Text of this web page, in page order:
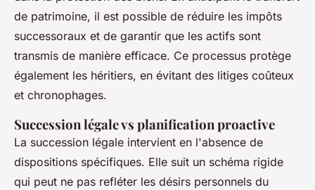
de patrimoine, il est possible de réduire les impôts
successoraux et de garantir que les actifs sont
transmis de manière efficace. Ce processus protège
également les héritiers, en évitant des litiges coûteux
et chronophages.
Succession légale vs planification proactive
La succession légale intervient en l'absence de
dispositions spécifiques. Elle suit un schéma rigide
qui peut ne pas refléter les désirs personnels du